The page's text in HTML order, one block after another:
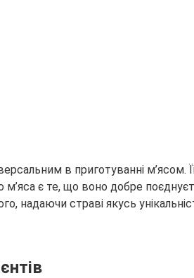
в приготуванні
є те, що воно добре
надаючи страві якусь